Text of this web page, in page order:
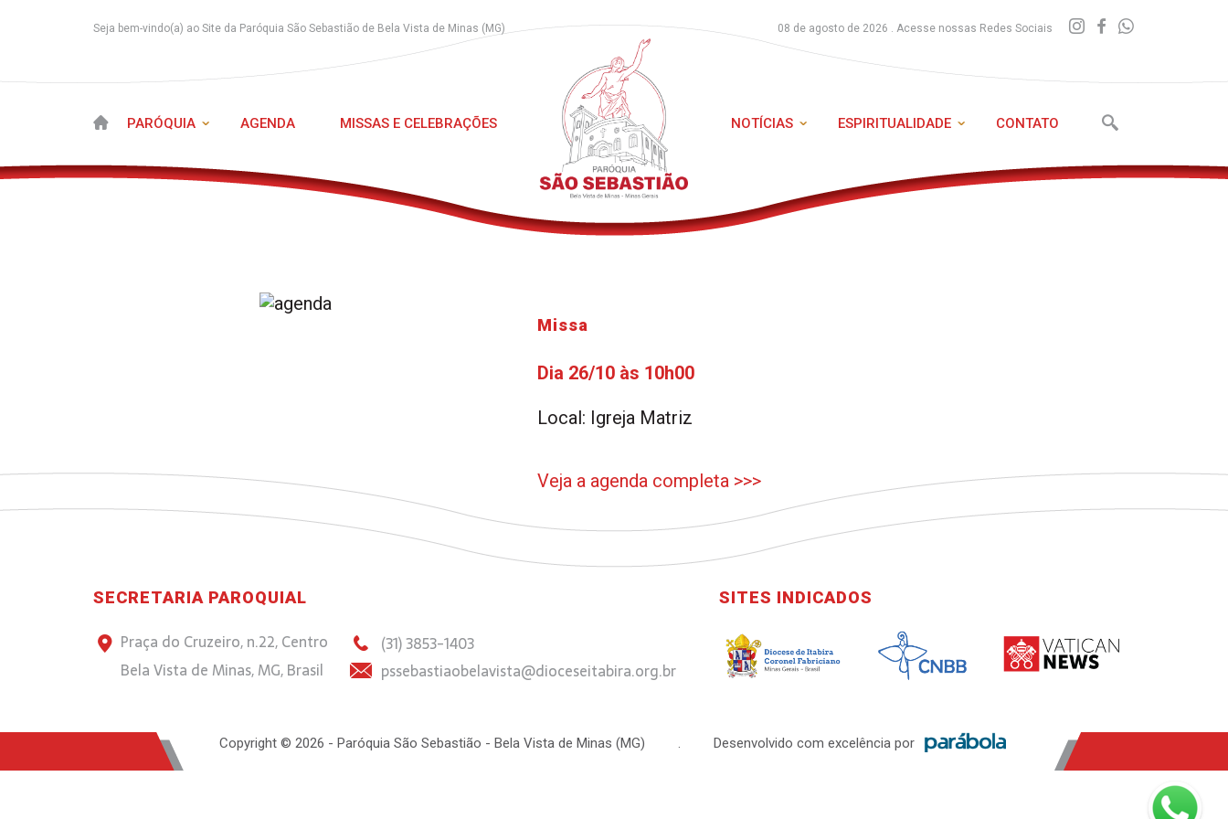
Seja bem-vindo(a) ao Site da Paróquia São Sebastião de Bela Vista de Minas (MG) 08 de agosto de 2026 . Acesse nossas Redes Sociais
PARÓQUIA AGENDA MISSAS E CELEBRAÇÕES NOTÍCIAS ESPIRITUALIDADE CONTATO
Missa
Dia 26/10 às 10h00
Local: Igreja Matriz
Veja a agenda completa >>>
SECRETARIA PAROQUIAL
Praça do Cruzeiro, n.22, Centro
Bela Vista de Minas, MG, Brasil
(31) 3853-1403
pssebastiaobelavista@dioceseitabira.org.br
SITES INDICADOS
Copyright © 2026 - Paróquia São Sebastião - Bela Vista de Minas (MG) . Desenvolvido com excelência por